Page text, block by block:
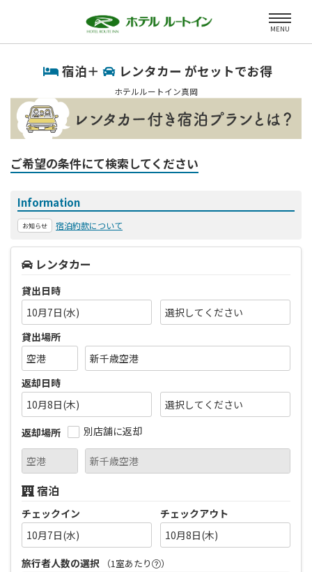
MENU
宿泊＋ レンタカー がセットでお得
ホテルルートイン真岡
ご希望の条件にて検索してください
Information
お知らせ 宿泊約款について
レンタカー
貸出日時
10月7日(水)
貸出場所
返却日時
10月8日(木)
返却場所
別店舗に返却
宿泊
チェックイン
10月7日(水)
チェックアウト
10月8日(木)
旅行者人数の選択
（1室あたり ）